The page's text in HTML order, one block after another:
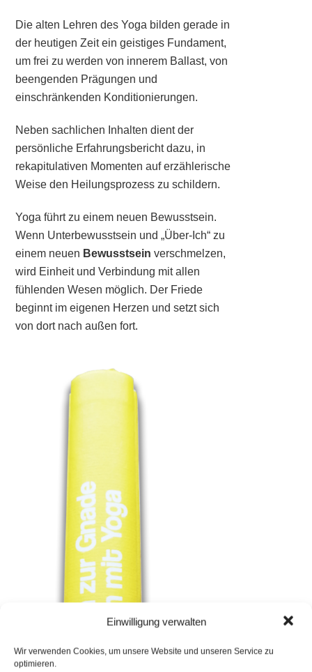
Einwilligung verwalten
Wir verwenden Cookies, um unsere Website und unseren Service zu
optimieren.
Die alten Lehren des Yoga bilden gerade in
der heutigen Zeit ein geistiges Fundament,
um frei zu werden von innerem Ballast, von
beengenden Prägungen und
einschränkenden Konditionierungen.
Neben sachlichen Inhalten dient der
persönliche Erfahrungsbericht dazu, in
rekapitulativen Momenten auf erzählerische
Weise den Heilungsprozess zu schildern.
Yoga führt zu einem neuen Bewusstsein.
Wenn Unterbewusstsein und „Über-Ich“ zu
einem neuen Bewusstsein verschmelzen,
wird Einheit und Verbindung mit allen
fühlenden Wesen möglich. Der Friede
beginnt im eigenen Herzen und setzt sich
von dort nach außen fort.